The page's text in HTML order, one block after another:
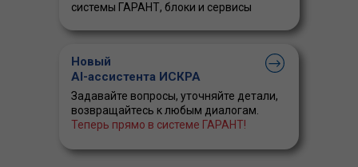
системы ГАРАНТ, блоки и сервисы
Новый
AI-ассистента ИСКРА
Задавайте вопросы, уточняйте детали,
возвращайтесь к любым диалогам.
Теперь прямо в системе ГАРАНТ!